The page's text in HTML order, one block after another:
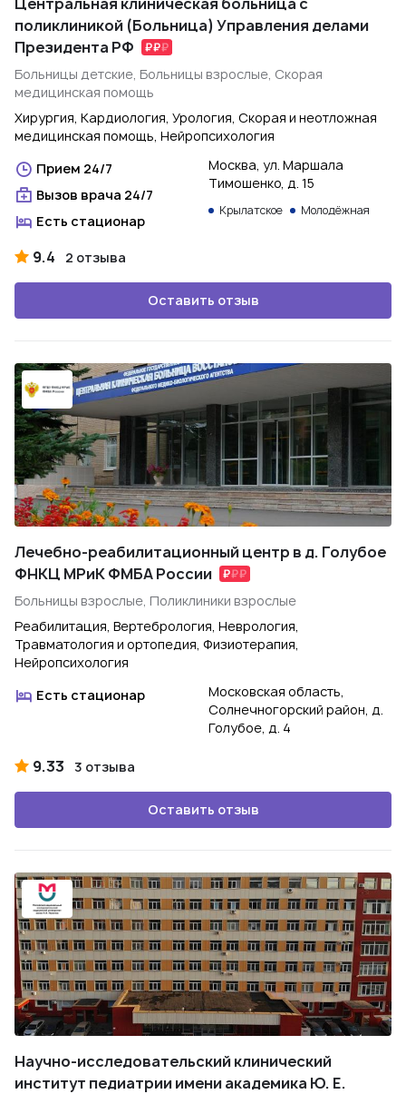
поликлиникой (Больница) Управления делами
Президента РФ
Больницы детские, Больницы взрослые, Скорая
медицинская помощь
Хирургия, Кардиология, Урология, Скорая и неотложная
медицинская помощь, Нейропсихология
Прием 24/7
Вызов врача 24/7
Есть стационар
Москва, ул. Маршала
Тимошенко, д. 15
Крылатское Молодёжная
9.4 2 отзыва
Оставить отзыв
Лечебно-реабилитационный центр в д. Голубое
ФНКЦ МРиК ФМБА России
Больницы взрослые, Поликлиники взрослые
Реабилитация, Вертебрология, Неврология,
Травматология и ортопедия, Физиотерапия,
Нейропсихология
Есть стационар
Московская область,
Солнечногорский район, д.
Голубое, д. 4
9.33 3 отзыва
Оставить отзыв
Научно-исследовательский клинический
институт педиатрии имени академика Ю. Е.